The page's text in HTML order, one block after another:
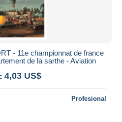
- 11e championnat de france
de la sarthe - Aviation
4,03 US$
Profesional